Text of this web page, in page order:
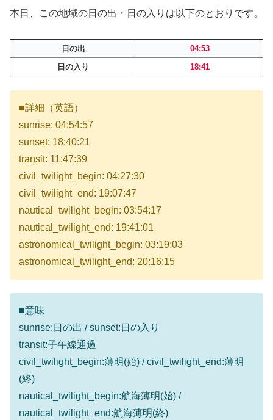
本日、この地域の日の出・日の入りは以下のとおりです。
日の出
04:53
日の入り
18:41
■詳細（英語）
sunrise: 04:54:57
sunset: 18:40:21
transit: 11:47:39
civil_twilight_begin: 04:27:30
civil_twilight_end: 19:07:47
nautical_twilight_begin: 03:54:17
nautical_twilight_end: 19:41:01
astronomical_twilight_begin: 03:19:03
astronomical_twilight_end: 20:16:15
■意味
sunrise:日の出 / sunset:日の入り
transit:子午線通過
civil_twilight_begin:薄明(始) / civil_twilight_end:薄明
(終)
nautical_twilight_begin:航海薄明(始) /
nautical_twilight_end:航海薄明(終)